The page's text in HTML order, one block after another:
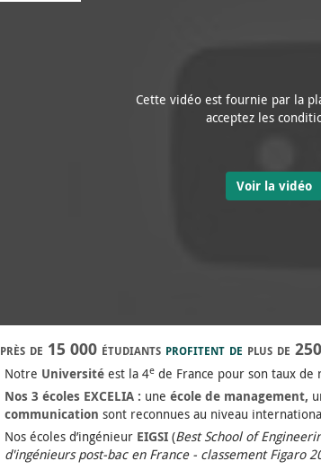
Cette vidéo est fournie par la
acceptez les
Voir la vidéo
près de 15 000 étudiants profitent de plus de
Notre Université est la 4e de France pour son taux de
Nos 3 écoles EXCELIA : une école de management,
communication sont reconnues au niveau
Nos écoles d’ingénieur EIGSI (Best School of
d'ingénieurs post-bac en France - classement Figaro